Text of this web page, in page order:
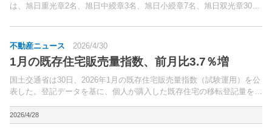
は、旭日重光章2名、旭日中綬章3名、旭日小綬章7名、旭日双光章30
名、瑞宝単光章83名の合計286名。
不動産ニュース 2026/4/30
1月の既存住宅販売量指数、前月比3.7％増
国土交通省は30日、2026年1月の既存住宅販売量指数（試験運用）を公
表した。登記データを基に、個人が購入した既存住宅の移転登記量を加
2026/4/28